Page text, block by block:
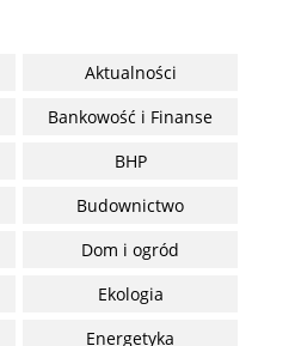
Aktualności
Bankowość i Finanse
BHP
Budownictwo
Dom i ogród
Ekologia
Energetyka